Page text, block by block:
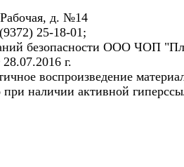
д. №14
25-18-01;
безопасности ООО ЧОП
г.
воспроизведение
при наличии активной